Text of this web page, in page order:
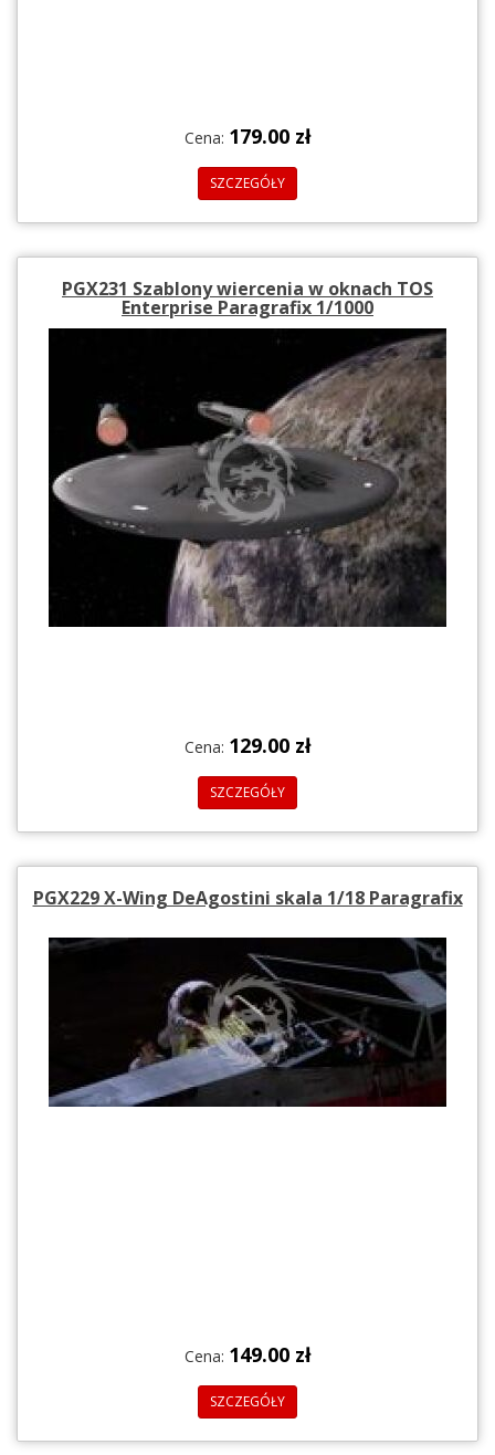
Cena: 179.00 zł
SZCZEGÓŁY
PGX231 Szablony wiercenia w oknach TOS
Enterprise Paragrafix 1/1000
Cena: 129.00 zł
SZCZEGÓŁY
PGX229 X-Wing DeAgostini skala 1/18 Paragrafix
Cena: 149.00 zł
SZCZEGÓŁY